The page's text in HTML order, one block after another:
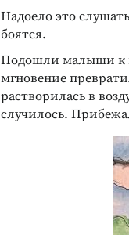
Надоело это
боятся.
Подошли малыши к
мгновение
растворилась в
случилось.